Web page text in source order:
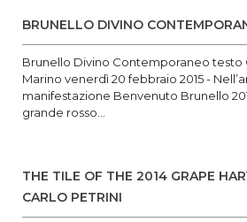
BRUNELLO DIVINO
Brunello Divino Contemporaneo testo
Marino venerdì 20 febbraio 2015 -
manifestazione Benvenuto Brunello
grande rosso...
THE TILE OF THE 2014 GRAPE
CARLO PETRINI